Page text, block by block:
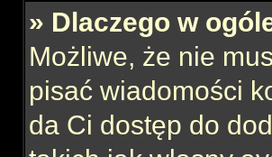
» Dlaczego w
Możliwe, że nie
pisać wiadomości
da Ci dostęp do